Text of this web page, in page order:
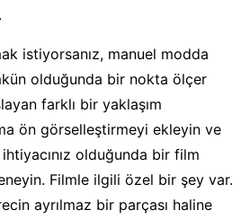
istiyorsanız, manuel modda
olduğunda bir nokta ölçer
farklı bir yaklaşım
ön görselleştirmeyi ekleyin ve
olduğunda bir film
Filmle ilgili özel bir şey var.
ayrılmaz bir parçası haline